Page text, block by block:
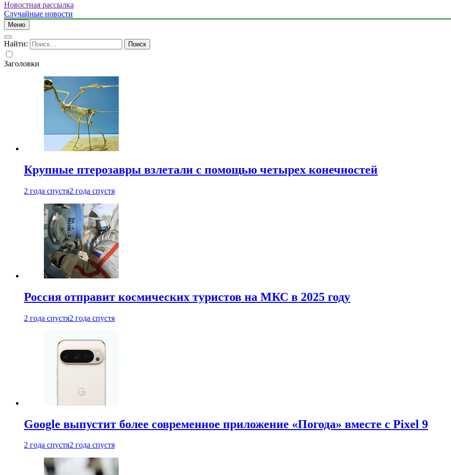
Новостная рассылка
Случайные новости
Меню
Найти:
Заголовки
Крупные птерозавры взлетали с помощью четырех конечностей
2 года спустя2 года спустя
Россия отправит космических туристов на МКС в 2025 году
2 года спустя2 года спустя
Google выпустит более современное приложение «Погода» вместе с Pixel 9
2 года спустя2 года спустя